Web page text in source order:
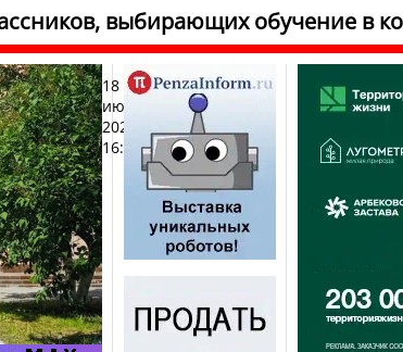
выбирающих обучение в
18
июня
2026,
16:33
Печать